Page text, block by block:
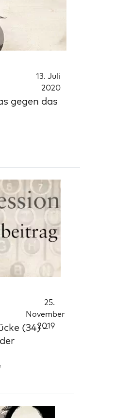
13. Juli
2020
gegen das
25.
November
2019
(34) –